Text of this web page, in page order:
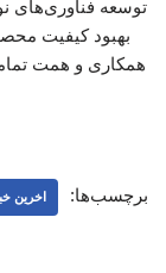
توسعه فناوری‌های
بهبود کیفیت
همکاری و همت
برچسب‌ها: اخرین